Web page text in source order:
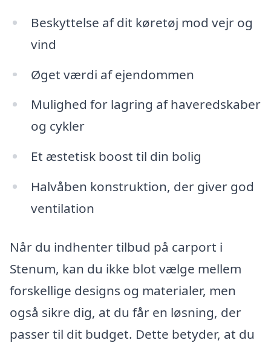
Beskyttelse af dit køretøj mod vejr og
vind
Øget værdi af ejendommen
Mulighed for lagring af haveredskaber
og cykler
Et æstetisk boost til din bolig
Halvåben konstruktion, der giver god
ventilation
Når du indhenter tilbud på carport i
Stenum, kan du ikke blot vælge mellem
forskellige designs og materialer, men
også sikre dig, at du får en løsning, der
passer til dit budget. Dette betyder, at du